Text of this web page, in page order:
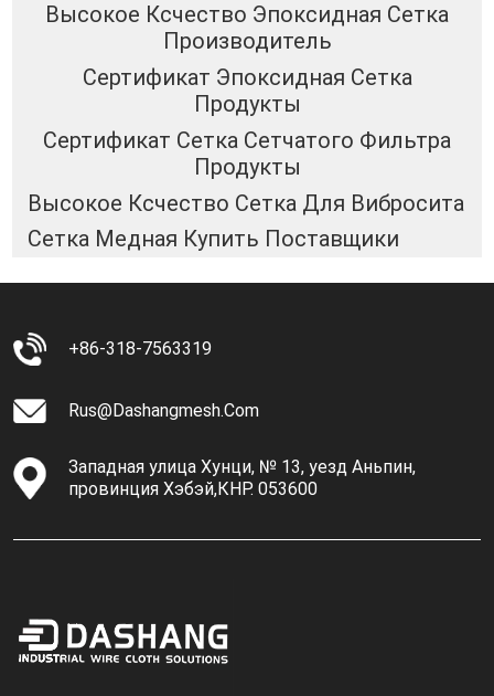
Высокое Ксчество Эпоксидная Сетка
Производитель
Сертификат Эпоксидная Сетка
Продукты
Сертификат Сетка Сетчатого Фильтра
Продукты
Высокое Ксчество Сетка Для Вибросита
Сетка Медная Купить Поставщики
+86-318-7563319
Rus@dashangmesh.com
Западная улица Хунци, № 13, уезд Аньпин,
провинция Хэбэй,КНР. 053600